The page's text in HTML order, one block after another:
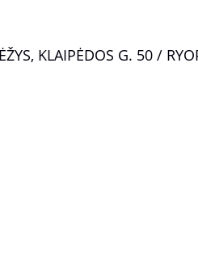
KLAIPĖDOS G. 50 / RYO